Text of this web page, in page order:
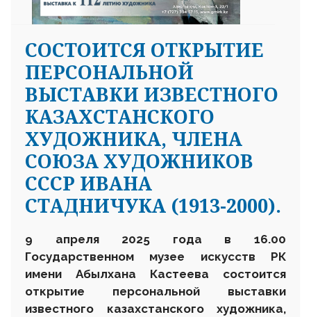
СОСТОИТСЯ ОТКРЫТИЕ
ПЕРСОНАЛЬНОЙ
ВЫСТАВКИ ИЗВЕСТНОГО
КАЗАХСТАНСКОГО
ХУДОЖНИКА, ЧЛЕНА
СОЮЗА ХУДОЖНИКОВ
СССР ИВАНА
СТАДНИЧУКА (1913-2000).
9 апреля2025 года в 16.00
Государственном музее искусств РК
имени Абылхана Кастеева состоится
открытие персональной выставки
известного казахстанского художника,